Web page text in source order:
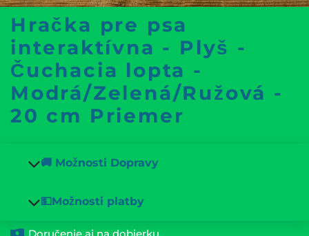
Hračka pre psa
interaktívna - Plyš -
Čuchacia lopta -
Modrá/Zelená/Ružová -
20 cm Priemer
🚚 Možnosti Dopravy
💵Možnosti platby
Doručenie aj na dobierku